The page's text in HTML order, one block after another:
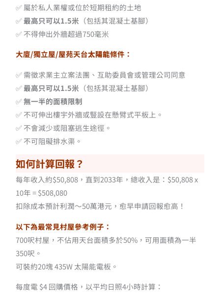
✅ 屬於私人業權或位於短期租約的土地
✅最高只可以1.5米 （包括其混凝土基腳）
✅ 不得伸出外牆超過750毫米
大廈/獨立屋/屋苑天台太陽能條件：
✅ 需徵求業主立案法團、互助委員會或管理公司同意
✅最高只可以1.5米 （包括其混凝土基腳）
✅無一半的面積限制
✅ 不可伸出樓宇外牆或豎設在懸臂式平板上。
✅ 不會減少或阻塞逃生途徑。
✅ 不可阻礙排水渠。
如何計算回報？
每年收入約$50,808，直到2033年，總收入是：$50,808 x
10年 = $508,080
扣除成本預計利潤～50萬港元，愈早申請回報愈高！
以下為最常見村屋參考例子：
700呎村屋，不佔用天台面積多於50%，可用面積為一半
350呎。
可裝約20塊 435W 太陽能電板。
每度電 $4 回購價格，以平均日照4小時計算：